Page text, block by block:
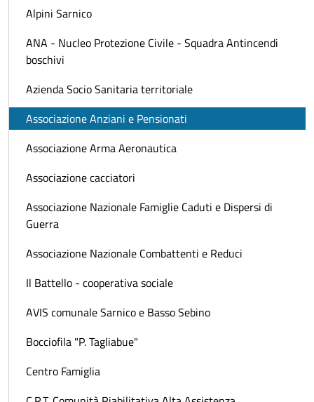
Alpini Sarnico
ANA - Nucleo Protezione Civile - Squadra Antincendi
boschivi
Azienda Socio Sanitaria territoriale
Associazione Anziani e Pensionati
Associazione Arma Aeronautica
Associazione cacciatori
Associazione Nazionale Famiglie Caduti e Dispersi di
Guerra
Associazione Nazionale Combattenti e Reduci
Il Battello - cooperativa sociale
AVIS comunale Sarnico e Basso Sebino
Bocciofila "P. Tagliabue"
Centro Famiglia